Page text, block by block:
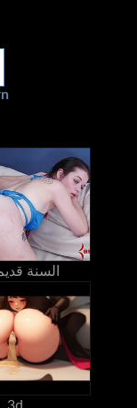
18، السنة